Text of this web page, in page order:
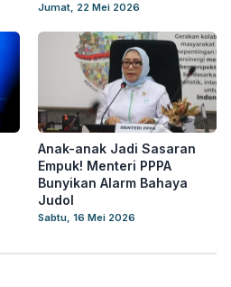
Jumat, 22 Mei 2026
Anak-anak Jadi Sasaran
Empuk! Menteri PPPA
Bunyikan Alarm Bahaya
Judol
Sabtu, 16 Mei 2026